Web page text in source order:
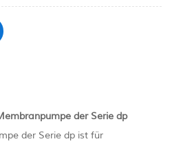
der Serie dp
der Serie dp ist für